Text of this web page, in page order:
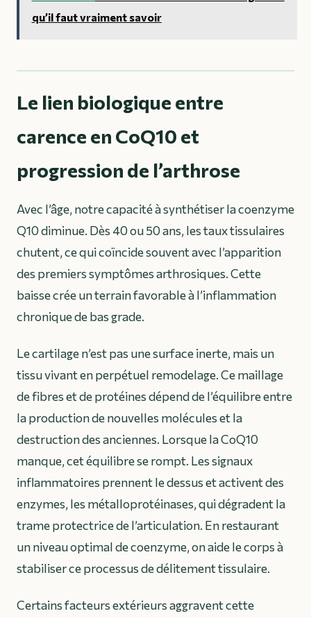
qu’il faut vraiment savoir
Le lien biologique entre
carence en CoQ10 et
progression de l’arthrose
Avec l’âge, notre capacité à synthétiser la coenzyme
Q10 diminue. Dès 40 ou 50 ans, les taux tissulaires
chutent, ce qui coïncide souvent avec l’apparition
des premiers symptômes arthrosiques. Cette
baisse crée un terrain favorable à l’inflammation
chronique de bas grade.
Le cartilage n’est pas une surface inerte, mais un
tissu vivant en perpétuel remodelage. Ce maillage
de fibres et de protéines dépend de l’équilibre entre
la production de nouvelles molécules et la
destruction des anciennes. Lorsque la CoQ10
manque, cet équilibre se rompt. Les signaux
inflammatoires prennent le dessus et activent des
enzymes, les métalloprotéinases, qui dégradent la
trame protectrice de l’articulation. En restaurant
un niveau optimal de coenzyme, on aide le corps à
stabiliser ce processus de délitement tissulaire.
Certains facteurs extérieurs aggravent cette